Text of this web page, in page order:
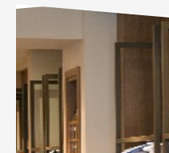
Культура и
Используйте
туристами с помощью
системы доступа к
мультимедийной